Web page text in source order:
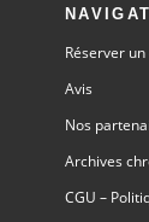
Réserver
Avis
Nos
Archives
CGU –